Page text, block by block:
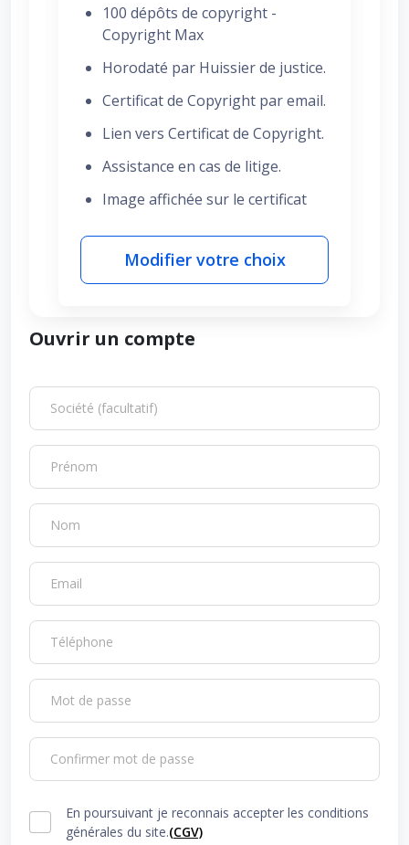
100 dépôts de copyright -
Copyright Max
Horodaté par Huissier de justice.
Certificat de Copyright par email.
Lien vers Certificat de Copyright.
Assistance en cas de litige.
Image affichée sur le certificat
Modifier votre choix
Ouvrir un compte
Société (facultatif)
Prénom
Nom
Email
Téléphone
Mot de passe
Confirmer mot de passe
En poursuivant je reconnais accepter les conditions
générales du site.(CGV)